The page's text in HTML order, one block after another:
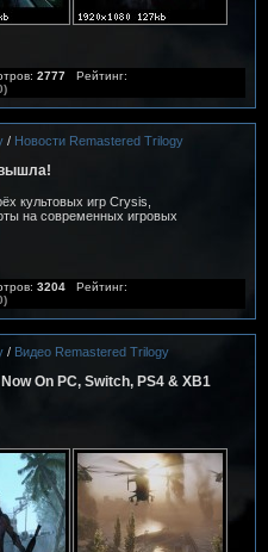
2777 Рейтинг:
/ Новости Remastered Trilogy
культовых игр Crysis,
на современных игровых
3204 Рейтинг:
/ Видео Remastered Trilogy
On PC, Switch, PS4 & XB1